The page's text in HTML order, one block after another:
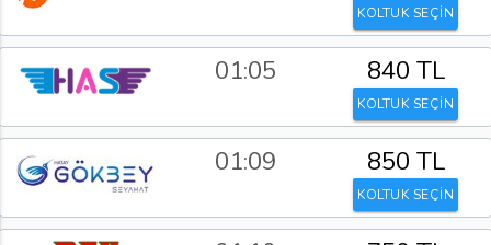
KOLTUK SEÇİN
01:05 840 TL
KOLTUK SEÇİN
01:09 850 TL
KOLTUK SEÇİN